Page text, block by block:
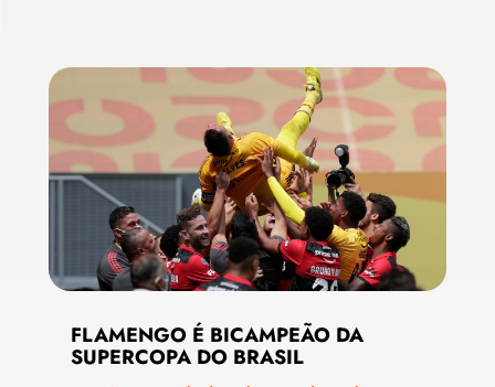
FLAMENGO É BICAMPEÃO DA
SUPERCOPA DO BRASIL